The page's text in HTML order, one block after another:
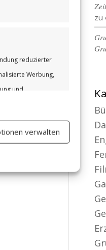
reduzierter
Werbung,
und
Immer aktiv
verwalten
zu